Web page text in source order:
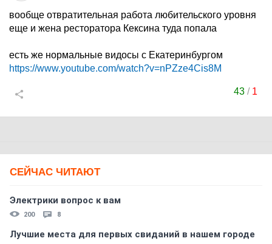
вообще отвратительная работа любительского уровня
еще и жена ресторатора Кексина туда попала
есть же нормальные видосы с Екатеринбургом
https://www.youtube.com/watch?v=nPZze4Cis8M
43 / 1
СЕЙЧАС ЧИТАЮТ
Электрики вопрос к вам
200 8
Лучшие места для первых свиданий в нашем городе